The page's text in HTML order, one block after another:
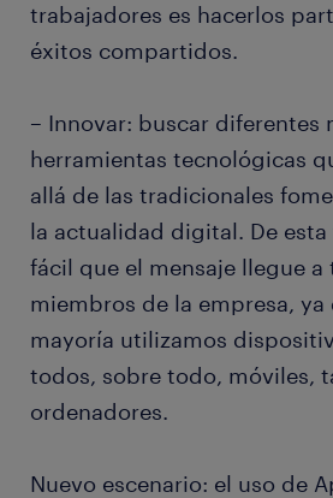
trabajadores es hacerlos
éxitos compartidos.
– Innovar: buscar diferentes
herramientas tecnológicas
allá de las tradicionales
la actualidad digital. De esta
fácil que el mensaje llegue a
miembros de la empresa, ya
mayoría utilizamos
todos, sobre todo, móviles,
ordenadores.
Nuevo escenario: el uso de